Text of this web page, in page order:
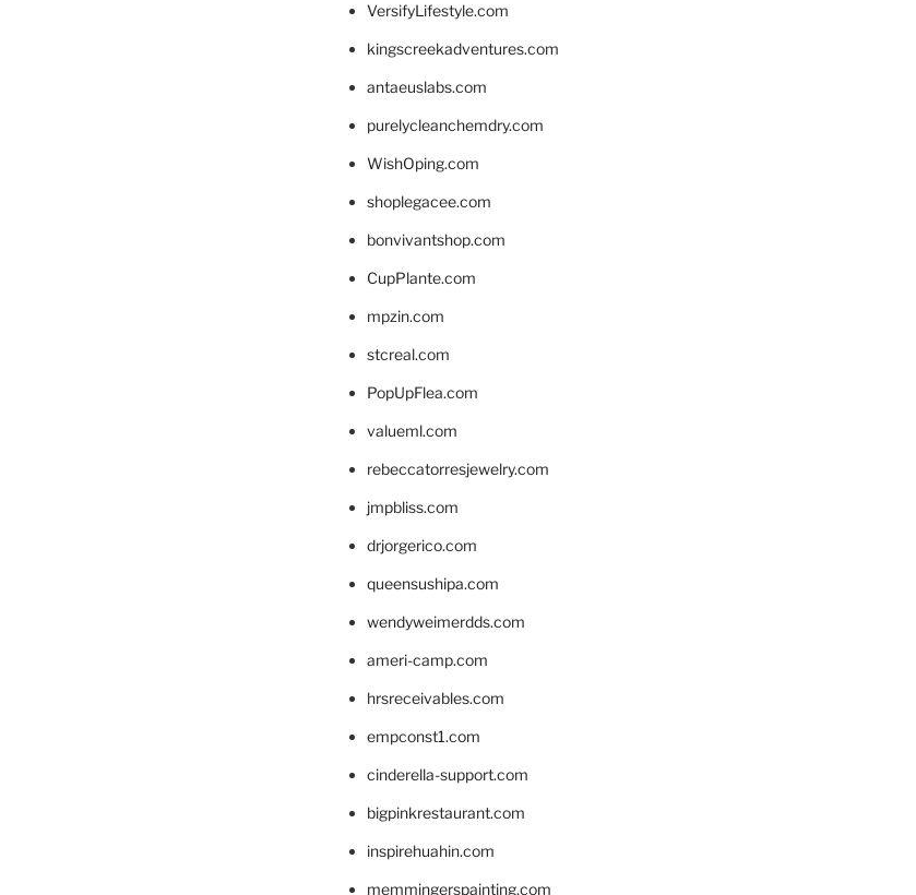
VersifyLifestyle.com
kingscreekadventures.com
antaeuslabs.com
purelycleanchemdry.com
WishOping.com
shoplegacee.com
bonvivantshop.com
CupPlante.com
mpzin.com
stcreal.com
PopUpFlea.com
valueml.com
rebeccatorresjewelry.com
jmpbliss.com
drjorgerico.com
queensushipa.com
wendyweimerdds.com
ameri-camp.com
hrsreceivables.com
empconst1.com
cinderella-support.com
bigpinkrestaurant.com
inspirehuahin.com
memmingerspainting.com